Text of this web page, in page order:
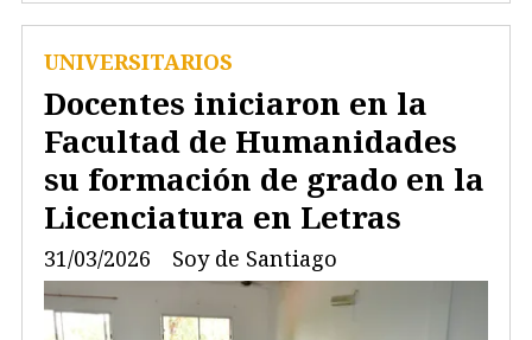
Docentes iniciaron en la
Facultad de Humanidades
su formación de grado en la
Licenciatura en Letras
Soy de Santiago
UNIVERSITARIOS
31/03/2026